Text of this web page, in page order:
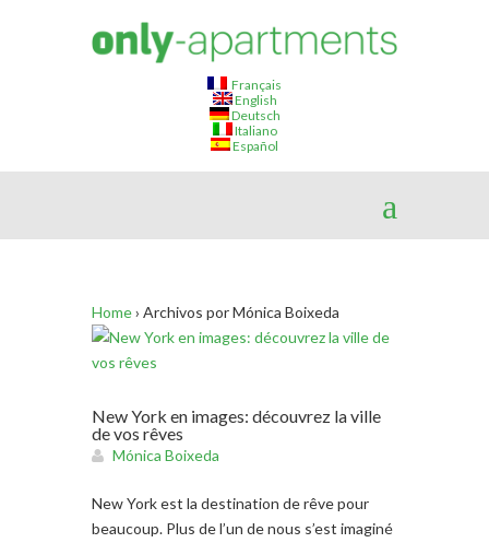
Français
English
Deutsch
Italiano
Español
Home› Archivos por Mónica Boixeda
New York en images: découvrez la ville
de vos rêves
Mónica Boixeda
New York est la destination de rêve pour
beaucoup. Plus de l’un de nous s’est imaginé